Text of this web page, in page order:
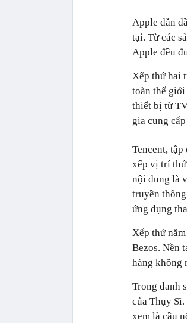
Apple dẫn
tại. Từ các
Apple đều
Xếp thứ hai
toàn thế giới
thiết bị từ
gia cung
Tencent,
xếp vị trí thứ
nội dung là
truyền
ứng dụng
Xếp thứ
Bezos. Nền
hàng không
Trong danh
của Thụy
xem là cầu